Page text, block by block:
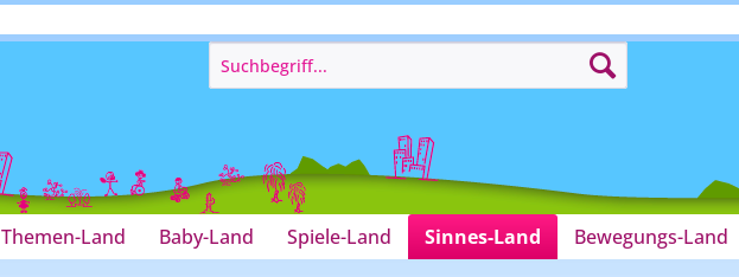
Themen-Land Baby-Land Spiele-Land Sinnes-Land Bewegungs-Land